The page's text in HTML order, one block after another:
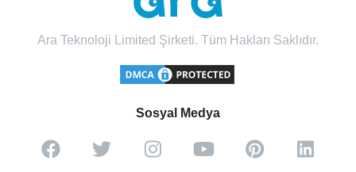
Ara Teknoloji Limited Şirketi. Tüm Hakları Saklıdır.
Sosyal Medya